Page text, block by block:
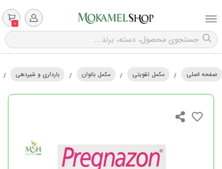
0
صفحه اصلی / مکمل تقویتی / مکمل بانوان / بارداری و شیردهی /